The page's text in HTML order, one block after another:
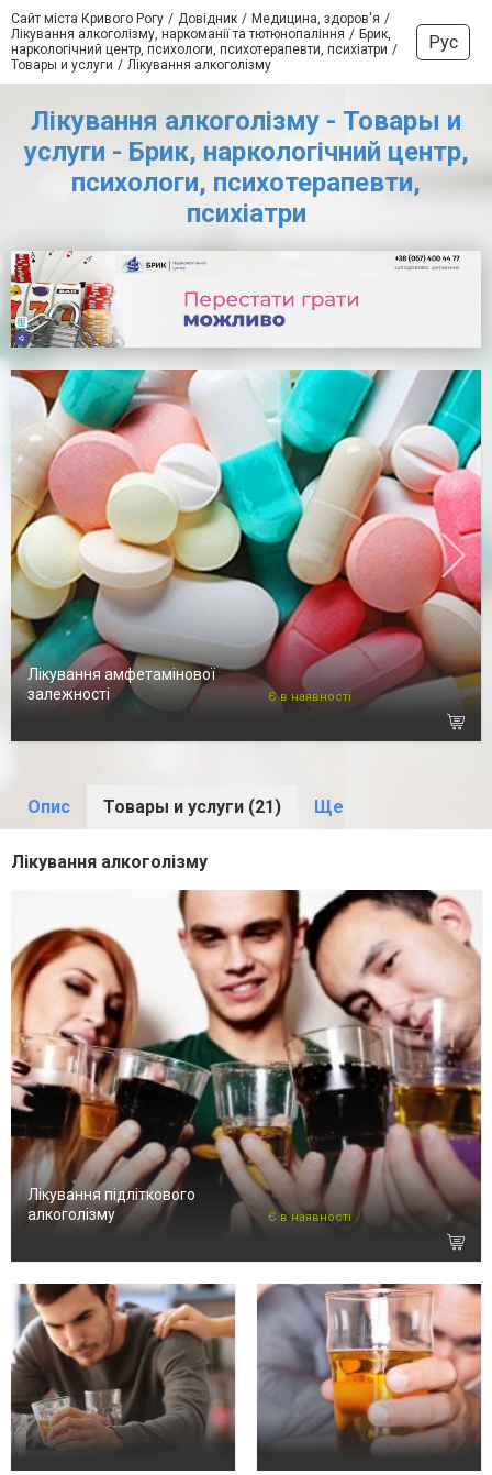
Сайт міста Кривого Рогу Довідник
Медицина, здоров'я
Лікування алкоголізму, наркоманії та тютюнопаління
Брик,
наркологічний центр, психологи, психотерапевти, психіатри
Товары и услуги
Лікування алкоголізму
Рус
Лікування алкоголізму - Товары и
услуги - Брик, наркологічний центр,
психологи, психотерапевти,
психіатри
Лікування амфетамінової
залежності
Є в наявності
Опис Товары и услуги (21) Ще
Лікування алкоголізму
Лікування підліткового
алкоголізму
Є в наявності